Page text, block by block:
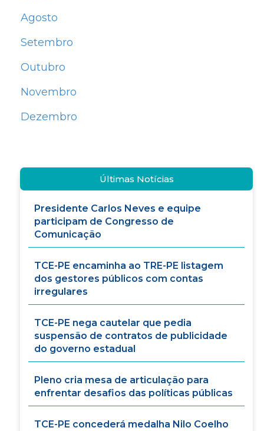
Agosto
Setembro
Outubro
Novembro
Dezembro
Últimas Notícias
Presidente Carlos Neves e equipe
participam de Congresso de
Comunicação
TCE-PE encaminha ao TRE-PE listagem
dos gestores públicos com contas
irregulares
TCE-PE nega cautelar que pedia
suspensão de contratos de publicidade
do governo estadual
Pleno cria mesa de articulação para
enfrentar desafios das políticas públicas
TCE-PE concederá medalha Nilo Coelho